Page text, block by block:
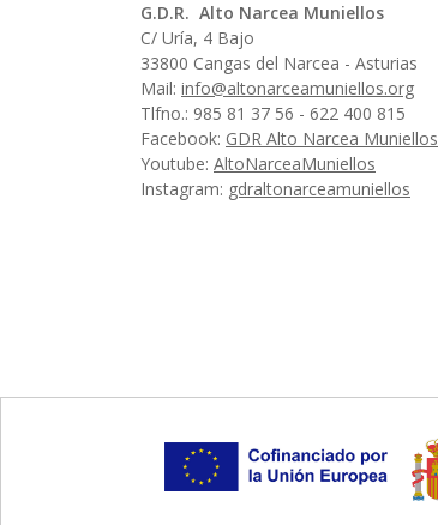
G.D.R. Alto Narcea Muniellos
C/ Uría, 4 Bajo
33800 Cangas del Narcea - Asturias
Mail: info@altonarceamuniellos.org
Tlfno.: 985 81 37 56 - 622 400 815
Facebook: GDR Alto Narcea Muniellos
Youtube: AltoNarceaMuniellos
Instagram: gdraltonarceamuniellos